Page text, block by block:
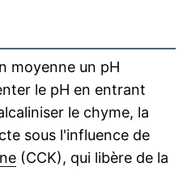
moyenne un pH
le pH en entrant
le chyme, la
sous l'influence de
(CCK), qui libère de la